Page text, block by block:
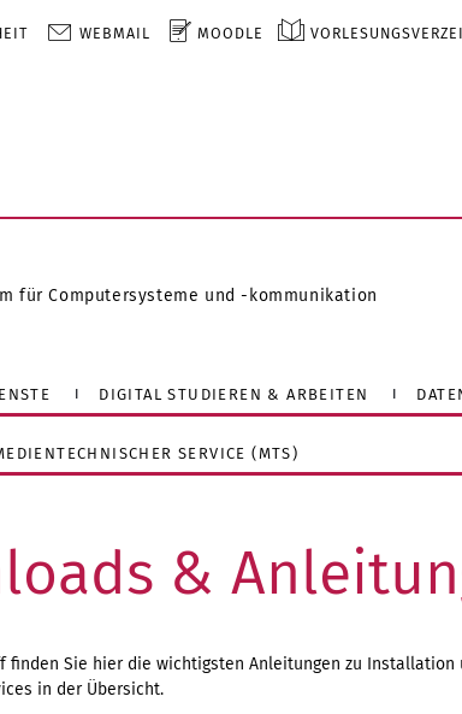
WEBMAIL MOODLE
für Computersysteme und -kommunikation
DIGITAL STUDIEREN & ARBEITEN
SERVICE (MTS)
&
finden Sie hier die wichtigsten Anleitungen zu Installation
in der Übersicht.